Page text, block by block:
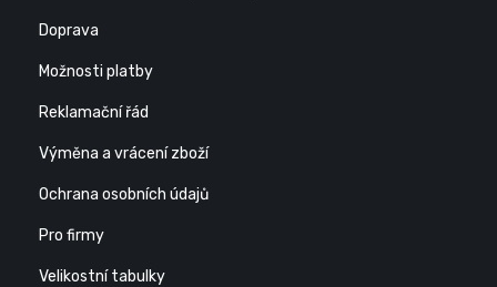
Doprava
Možnosti platby
Reklamační řád
Výměna a vrácení zboží
Ochrana osobních údajů
Pro firmy
Velikostní tabulky